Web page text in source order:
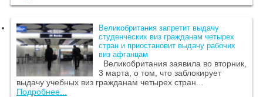
Великобритания запретит выдачу
студенческих виз гражданам четырех
стран и приостановит выдачу рабочих
виз афганцам
Великобритания заявила во вторник,
3 марта, о том, что заблокирует
выдачу учебных виз гражданам четырех стран...
Подробнее...